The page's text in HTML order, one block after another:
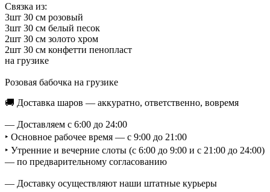
Связка из:
3шт 30 см розовый
3шт 30 см белый песок
2шт 30 см золото хром
2шт 30 см конфетти пенопласт
на грузике
Розовая бабочка на грузике
🚚 Доставка шаров — аккуратно, ответственно, вовремя
— Доставляем с 6:00 до 24:00
‣ Основное рабочее время — с 9:00 до 21:00
‣ Утренние и вечерние слоты (с 6:00 до 9:00 и с 21:00 до 24:00)
— по предварительному согласованию
— Доставку осуществляют наши штатные курьеры